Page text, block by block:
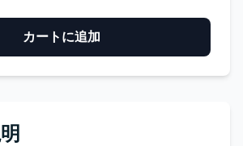
カートに追加